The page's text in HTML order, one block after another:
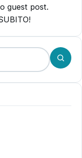
guest post.